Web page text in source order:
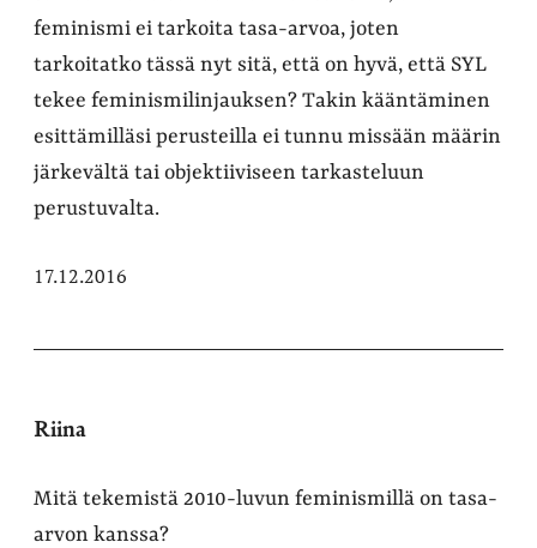
feminismi ei tarkoita tasa-arvoa, joten
tarkoitatko tässä nyt sitä, että on hyvä, että SYL
tekee feminismilinjauksen? Takin kääntäminen
esittämilläsi perusteilla ei tunnu missään määrin
järkevältä tai objektiiviseen tarkasteluun
perustuvalta.
17.12.2016
Riina
Mitä tekemistä 2010-luvun feminismillä on tasa-
arvon kanssa?